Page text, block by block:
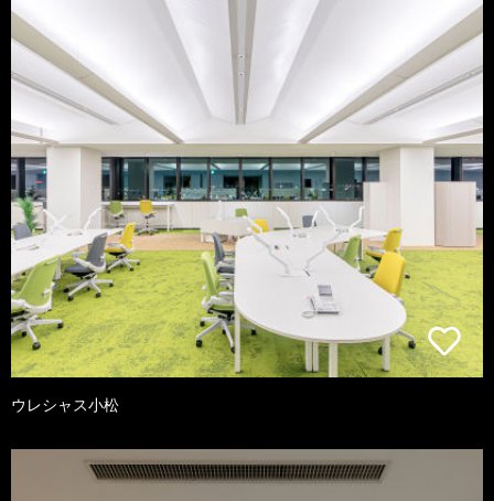
ウレシャス小松